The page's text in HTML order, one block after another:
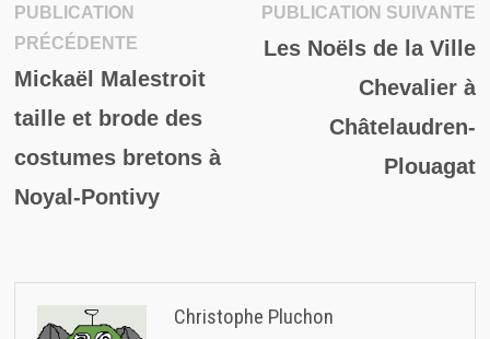
Navigation
de
l’article
PUBLICATION
PRÉCÉDENTEPublication
précédente :
Mickaël Malestroit
taille et brode des
costumes bretons à
Noyal-Pontivy
PUBLICATION SUIVANTE
Les Noëls de la Ville
Chevalier à
Châtelaudren-
Plouagat
Christophe Pluchon